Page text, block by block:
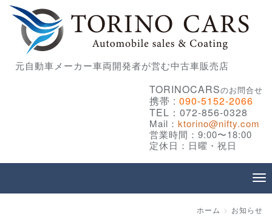
元自動車メーカー車両開発者が営む中古車販売店
TORINOCARSのお問合せ
携帯 : 090-5152-2066
TEL：072-856-0328
Mail： ktorino@nifty.com
営業時間：9:00〜18:00
定休日：日曜・祝日
ホーム
お知らせ